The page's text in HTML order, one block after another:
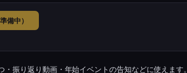
備中）
振り返り動画・年始イベントの告知などに使えます。